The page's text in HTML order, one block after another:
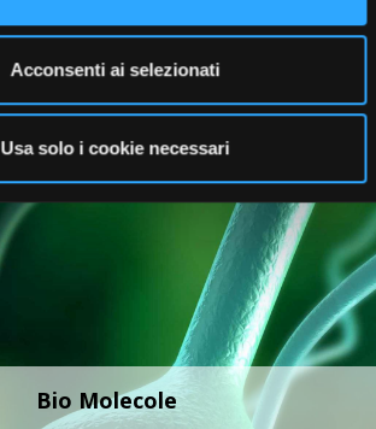
Acconsenti ai selezionati
Usa solo i cookie necessari
Bio Molecole